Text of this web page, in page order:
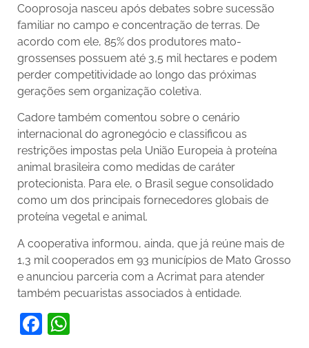
Cooprosoja nasceu após debates sobre sucessão
familiar no campo e concentração de terras. De
acordo com ele, 85% dos produtores mato-
grossenses possuem até 3,5 mil hectares e podem
perder competitividade ao longo das próximas
gerações sem organização coletiva.
Cadore também comentou sobre o cenário
internacional do agronegócio e classificou as
restrições impostas pela União Europeia à proteína
animal brasileira como medidas de caráter
protecionista. Para ele, o Brasil segue consolidado
como um dos principais fornecedores globais de
proteína vegetal e animal.
A cooperativa informou, ainda, que já reúne mais de
1,3 mil cooperados em 93 municípios de Mato Grosso
e anunciou parceria com a Acrimat para atender
também pecuaristas associados à entidade.
Facebook